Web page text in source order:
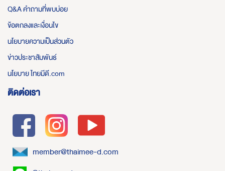
Q&A คำถามที่พบบ่อย
ข้อตกลงและเงื่อนไข
นโยบายความเป็นส่วนตัว
ข่าวประชาสัมพันธ์
นโยบาย ไทยมีดี.com
ติดต่อเรา
member@thaimee-d.com